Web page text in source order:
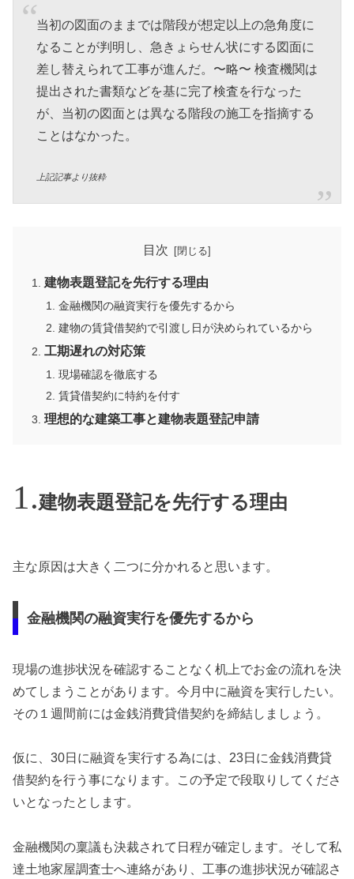
当初の図面のままでは階段が想定以上の急角度に
なることが判明し、急きょらせん状にする図面に
差し替えられて工事が進んだ。〜略〜 検査機関は
提出された書類などを基に完了検査を行なった
が、当初の図面とは異なる階段の施工を指摘する
ことはなかった。
上記記事より抜粋
目次
建物表題登記を先行する理由
金融機関の融資実行を優先するから
建物の賃貸借契約で引渡し日が決められているから
工期遅れの対応策
現場確認を徹底する
賃貸借契約に特約を付す
理想的な建築工事と建物表題登記申請
建物表題登記を先行する理由
主な原因は大きく二つに分かれると思います。
金融機関の融資実行を優先するから
現場の進捗状況を確認することなく机上でお金の流れを決
めてしまうことがあります。今月中に融資を実行したい。
その１週間前には金銭消費貸借契約を締結しましょう。
仮に、30日に融資を実行する為には、23日に金銭消費貸
借契約を行う事になります。この予定で段取りしてくださ
いとなったとします。
金融機関の稟議も決裁されて日程が確定します。そして私
達土地家屋調査士へ連絡があり、工事の進捗状況が確認さ